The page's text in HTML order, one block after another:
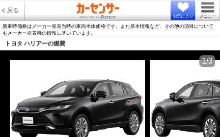
戻る
お気に入り メニュー
新車時価格はメーカー発表当時の車両本体価格です。また基本情報など、その他の項目について
もメーカー発表時の情報に基いています。
トヨタ ハリアーの燃費
1/3